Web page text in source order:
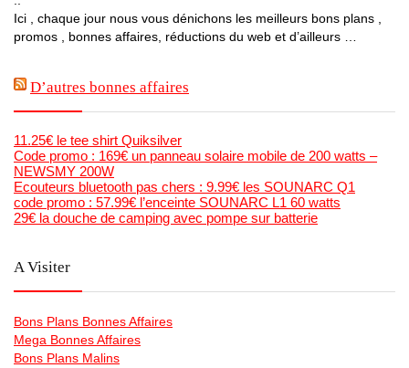
Ici , chaque jour nous vous dénichons les meilleurs bons plans ,
promos , bonnes affaires, réductions du web et d’ailleurs …
D’autres bonnes affaires
11.25€ le tee shirt Quiksilver
Code promo : 169€ un panneau solaire mobile de 200 watts –
NEWSMY 200W
Ecouteurs bluetooth pas chers : 9.99€ les SOUNARC Q1
code promo : 57.99€ l’enceinte SOUNARC L1 60 watts
29€ la douche de camping avec pompe sur batterie
A Visiter
Bons Plans Bonnes Affaires
Mega Bonnes Affaires
Bons Plans Malins